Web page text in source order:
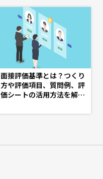
面接評価基準とは？つくり
方や評価項目、質問例、評
価シートの活用方法を解説
想の人事へ、ショートカッ